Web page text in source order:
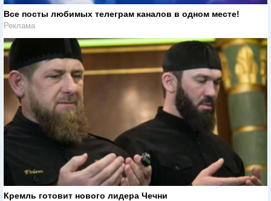
Все посты любимых телеграм каналов в одном месте!
Реклама
Кремль готовит нового лидера Чечни